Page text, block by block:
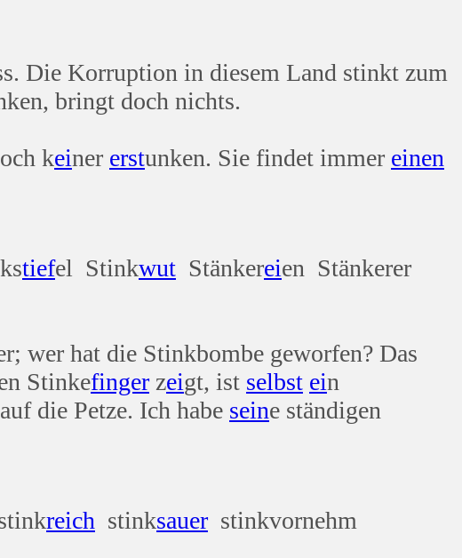
Die Korruption in diesem Land stinkt zum
bringt doch nichts.
keiner erstunken. Sie findet immer einen
tiefel Stinkwut Stänkereien Stänkerer
wer hat die Stinkbombe geworfen? Das
Stinkefinger zeigt, ist selbst ein
auf die Petze. Ich habe seine ständigen
reich stinksauer stinkvornehm